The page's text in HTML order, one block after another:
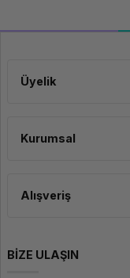
Üyelik
Kurumsal
Alışveriş
BİZE ULAŞIN